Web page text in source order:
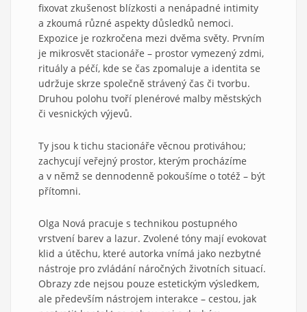
fixovat zkušenost blízkosti a nenápadné intimity
a zkoumá různé aspekty důsledků nemoci.
Expozice je rozkročena mezi dvěma světy. Prvním
je mikrosvět stacionáře – prostor vymezený zdmi,
rituály a péčí, kde se čas zpomaluje a identita se
udržuje skrze společně strávený čas či tvorbu.
Druhou polohu tvoří plenérové malby městských
či vesnických výjevů.
Ty jsou k tichu stacionáře věcnou protiváhou;
zachycují veřejný prostor, kterým procházíme
a v němž se dennodenně pokoušíme o totéž – být
přítomni.
Olga Nová pracuje s technikou postupného
vrstvení barev a lazur. Zvolené tóny mají evokovat
klid a útěchu, které autorka vnímá jako nezbytné
nástroje pro zvládání náročných životních situací.
Obrazy zde nejsou pouze estetickým výsledkem,
ale především nástrojem interakce – cestou, jak